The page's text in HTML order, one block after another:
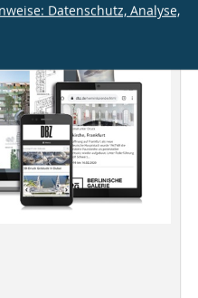
Datenschutz, Analyse,